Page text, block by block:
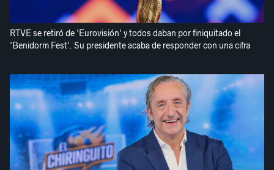
RTVE se retiró de 'Eurovisión' y todos daban por finiquitado el
'Benidorm Fest'. Su presidente acaba de responder con una cifra